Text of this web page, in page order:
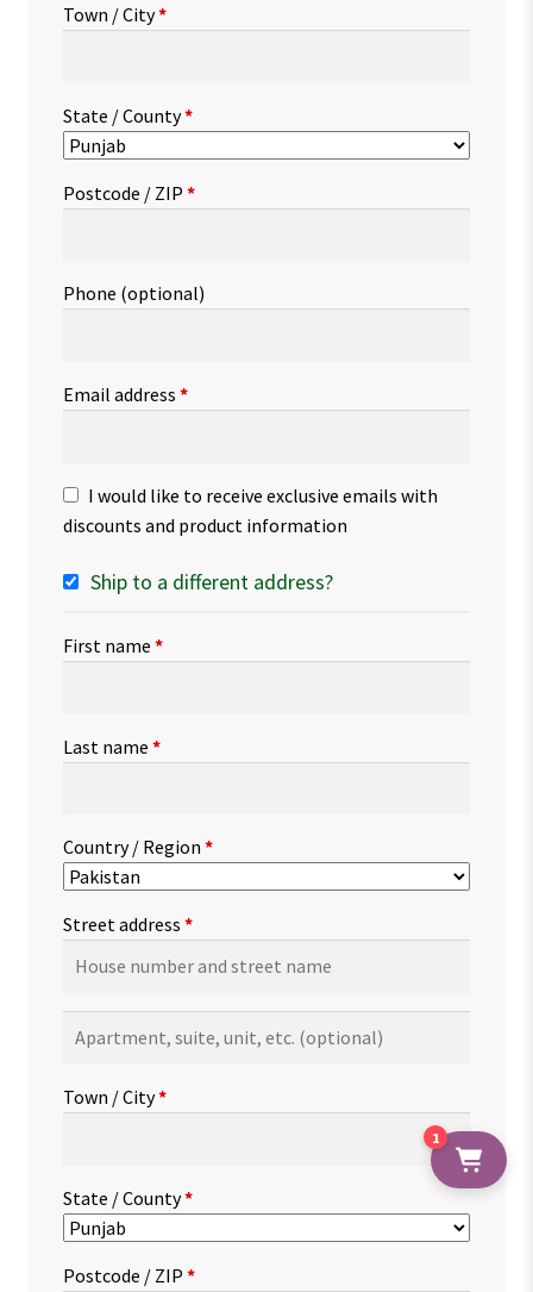
etc.(optional)
Town / City*
State / County*
Postcode / ZIP *
Phone (optional)
Email address *
I would like to receive exclusive emails with
discounts and product information
Ship to a different address?
First name *
Last name *
Country / Region *
Street address *
suite,
etc.(optional)
Town / City*
State / County*
Postcode / ZIP *
1